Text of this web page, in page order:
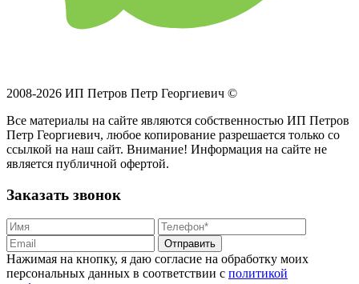
2008-2026 ИП Петров Петр Георгиевич ©
Все материалы на сайте являются собственностью ИП Петров
Петр Георгиевич, любое копирование разрешается только со
ссылкой на наш сайт. Внимание! Информация на сайте не
является публичной офертой.
Заказать звонок
Отправить
Нажимая на кнопку, я даю согласие на обработку моих
персональных данных в соответствии с политикой